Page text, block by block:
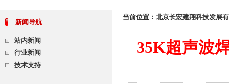
新闻导航
站内新闻
行业新闻
技术支持
当前位置： 北京长宏建翔科技发展
35K超声波